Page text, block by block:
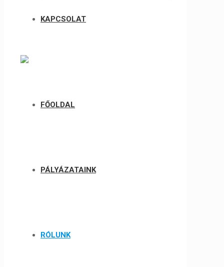
KAPCSOLAT
FŐOLDAL
PÁLYÁZATAINK
RÓLUNK